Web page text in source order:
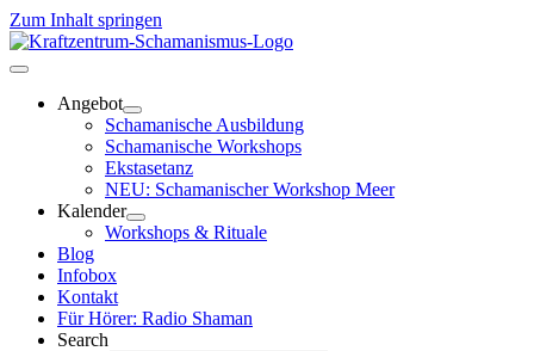
Zum Inhalt springen
Angebot
Schamanische Ausbildung
Schamanische Workshops
Ekstasetanz
NEU: Schamanischer Workshop Meer
Kalender
Workshops & Rituale
Blog
Infobox
Kontakt
Für Hörer: Radio Shaman
Search